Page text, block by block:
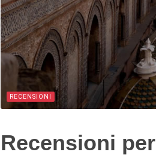
RECENSIONI
Recensioni